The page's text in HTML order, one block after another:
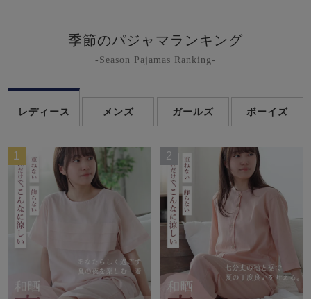
季節のパジャマランキング
-Season Pajamas Ranking-
レディース メンズ ガールズ ボーイズ
1 2